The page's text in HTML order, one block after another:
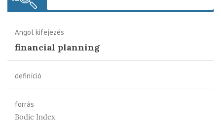
Angol kifejezés
financial planning
definíció
forrás
Bodie Index